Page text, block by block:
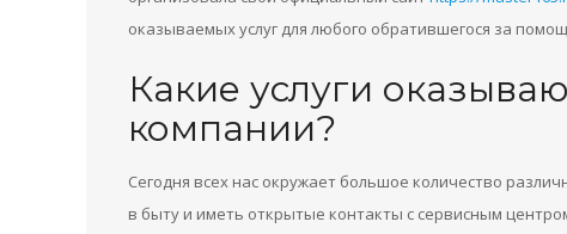
оказываемых услуг для любого обратившегося за
Какие услуги
компании?
Сегодня всех нас окружает большое количество
в быту и иметь открытые контакты с сервисным